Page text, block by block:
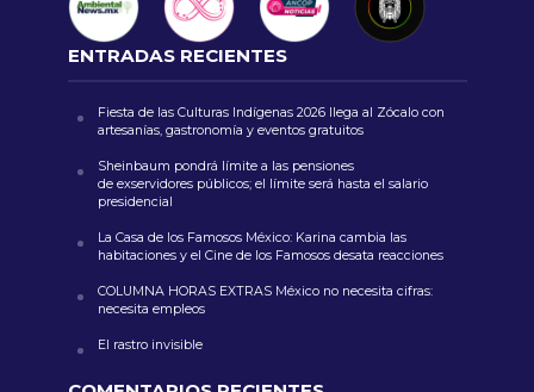
ENTRADAS RECIENTES
Fiesta de las Culturas Indígenas 2026 llega al Zócalo con
artesanías, gastronomía y eventos gratuitos
Sheinbaum pondrá límite a las pensiones
de exservidores públicos; el límite será hasta el salario
presidencial
La Casa de los Famosos México: Karina cambia las
habitaciones y el Cine de los Famosos desata reacciones
COLUMNA HORAS EXTRAS México no necesita cifras:
necesita empleos
El rastro invisible